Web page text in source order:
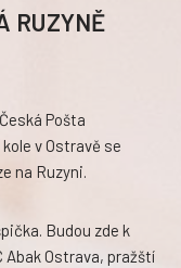
RUZYNĚ
Pošta
v Ostravě se
na Ruzyni.
Budou zde k
Abak Ostrava, pražští